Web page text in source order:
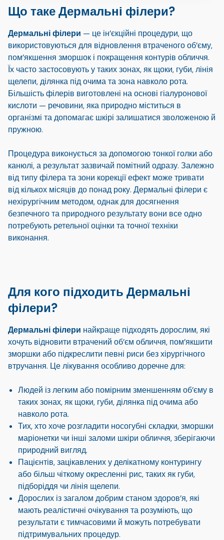
Що таке Дермальні філери?
Дермальні філери — це ін’єкційні процедури, що
використовуються для відновлення втраченого об’єму,
пом’якшення зморшок і покращення контурів обличчя.
Їх часто застосовують у таких зонах, як щоки, губи, лінія
щелепи, ділянка під очима та зона навколо рота.
Більшість філерів виготовлені на основі гіалуронової
кислоти — речовини, яка природно міститься в
організмі та допомагає шкірі залишатися зволоженою й
пружною.
Процедура виконується за допомогою тонкої голки або
канюлі, а результат зазвичай помітний одразу. Залежно
від типу філера та зони корекції ефект може тривати
від кількох місяців до понад року. Дермальні філери є
нехірургічним методом, однак для досягнення
безпечного та природного результату вони все одно
потребують ретельної оцінки та точної техніки
виконання.
Для кого підходить Дермальні
філери?
Дермальні філери найкраще підходять дорослим, які
хочуть відновити втрачений об’єм обличчя, пом’якшити
зморшки або підкреслити певні риси без хірургічного
втручання. Це лікування особливо доречне для:
Людей із легким або помірним зменшенням об’єму в
таких зонах, як щоки, губи, ділянка під очима або
навколо рота.
Тих, хто хоче розгладити носогубні складки, зморшки
маріонетки чи інші заломи шкіри обличчя, зберігаючи
природний вигляд.
Пацієнтів, зацікавлених у делікатному контурингу
або більш чіткому окресленні рис, таких як губи,
підборіддя чи лінія щелепи.
Дорослих із загалом добрим станом здоров’я, які
мають реалістичні очікування та розуміють, що
результати є тимчасовими й можуть потребувати
підтримувальних процедур.